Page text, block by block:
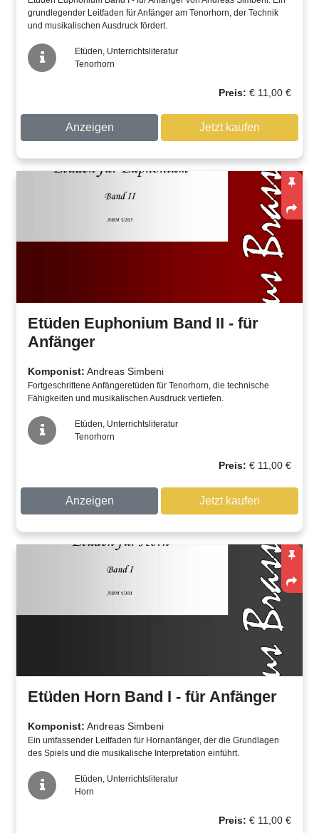
grundlegender Leitfaden für Anfänger am Tenorhorn, der Technik
und musikalischen Ausdruck fördert.
Etüden, Unterrichtsliteratur
Tenorhorn
Preis: €11,00€
Anzeigen Jetzt kaufen
Etüden Euphonium Band II - für
Anfänger
Komponist: Andreas Simbeni
Fortgeschrittene Anfängeretüden für Tenorhorn, die technische
Fähigkeiten und musikalischen Ausdruck vertiefen.
Etüden, Unterrichtsliteratur
Tenorhorn
Preis: €11,00€
Anzeigen Jetzt kaufen
Etüden Horn Band I - für Anfänger
Komponist: Andreas Simbeni
Ein umfassender Leitfaden für Hornanfänger, der die Grundlagen
des Spiels und die musikalische Interpretation einführt.
Etüden, Unterrichtsliteratur
Horn
Preis: €11,00€